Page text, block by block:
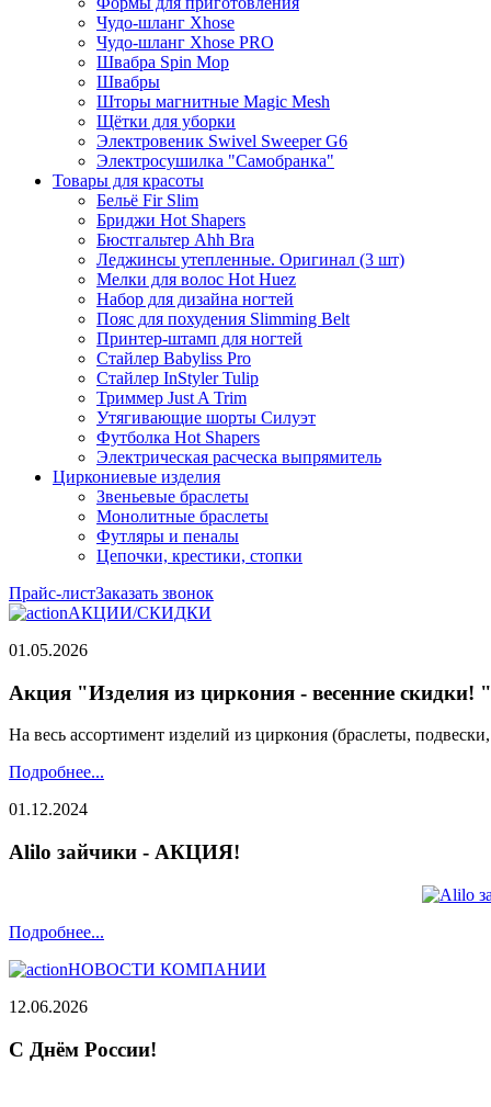
Чудо-шланг Xhose
Чудо-шланг Xhose PRO
Швабра Spin Mop
Швабры
Шторы магнитные Magic Mesh
Щётки для уборки
Электровеник Swivel Sweeper G6
Электросушилка "Самобранка"
Товары для красоты
Бельё Fir Slim
Бриджи Hot Shapers
Бюстгальтер Ahh Bra
Леджинсы утепленные. Оригинал (3 шт)
Мелки для волос Hot Huez
Набор для дизайна ногтей
Пояс для похудения Slimming Belt
Принтер-штамп для ногтей
Стайлер Babyliss Pro
Стайлер InStyler Tulip
Триммер Just A Trim
Утягивающие шорты Силуэт
Футболка Hot Shapers
Электрическая расческа выпрямитель
Циркониевые изделия
Звеньевые браслеты
Монолитные браслеты
Футляры и пеналы
Цепочки, крестики, стопки
Прайс-листЗаказать звонок
АКЦИИ/СКИДКИ
01.05.2026
Акция "Изделия из циркония - весенние скидки! "
На весь ассортимент изделий из циркония (браслеты,
Подробнее...
01.12.2024
Alilo зайчики - АКЦИЯ!
Подробнее...
НОВОСТИ КОМПАНИИ
12.06.2026
С Днём России!